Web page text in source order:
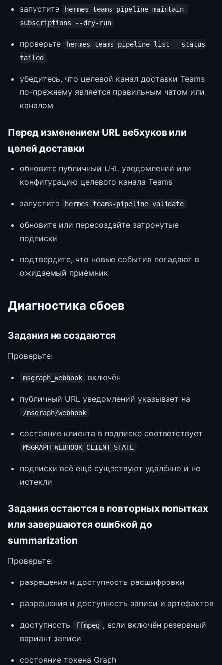
запустите
hermes teams-pipeline maintain-
subscriptions --dry-run
проверьте
hermes teams-pipeline list --status
failed
убедитесь, что целевой канал доставки Teams
по-прежнему является правильным чатом или
каналом
Перед изменением URL вебхуков или
целей доставки
обновите публичный URL уведомлений или
конфигурацию целевого канала Teams
запустите hermes teams-pipeline validate
обновите или пересоздайте затронутые
подписки
подтвердите, что новые события попадают в
ожидаемый приёмник
Диагностика сбоев
Задания не создаются
Проверьте:
msgraph_webhook включён
публичный URL уведомлений указывает на
/msgraph/webhook
состояние клиента в подписке соответствует
MSGRAPH_WEBHOOK_CLIENT_STATE
подписки всё ещё существуют удалённо и не
истекли
Задания остаются в повторных попытках
или завершаются ошибкой до
summarization
Проверьте:
разрешения и доступность расшифровки
разрешения и доступность записи и артефактов
доступность ffmpeg , если включён резервный
вариант записи
состояние токена Graph